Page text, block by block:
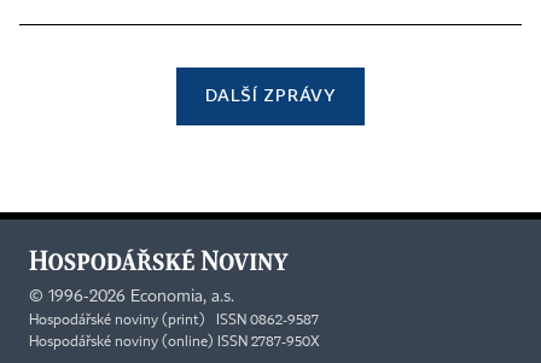
DALŠÍ ZPRÁVY
© 1996-2026 Economia, a.s.
Hospodářské noviny (print) ISSN 0862-9587
Hospodářské noviny (online) ISSN 2787-950X